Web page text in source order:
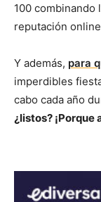
100
reputación
Y además, para
imperdibles
cabo cada año
¿listos? ¡Porque